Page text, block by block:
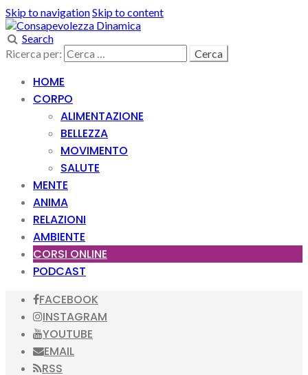
Skip to navigationSkip to content
Search
Ricerca per:
HOME
CORPO
ALIMENTAZIONE
BELLEZZA
MOVIMENTO
SALUTE
MENTE
ANIMA
RELAZIONI
AMBIENTE
CORSI ONLINE
PODCAST
FACEBOOK
INSTAGRAM
YOUTUBE
EMAIL
RSS